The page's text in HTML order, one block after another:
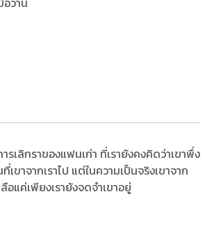
เลิกราของแฟนเก่า ที่เรายังคงคิดว่าเขาพึ่ง
เขาจากเราไป แต่ในความเป็นจริงเขาจาก
อแค่เพียงเรายังจดจำเขาอยู่